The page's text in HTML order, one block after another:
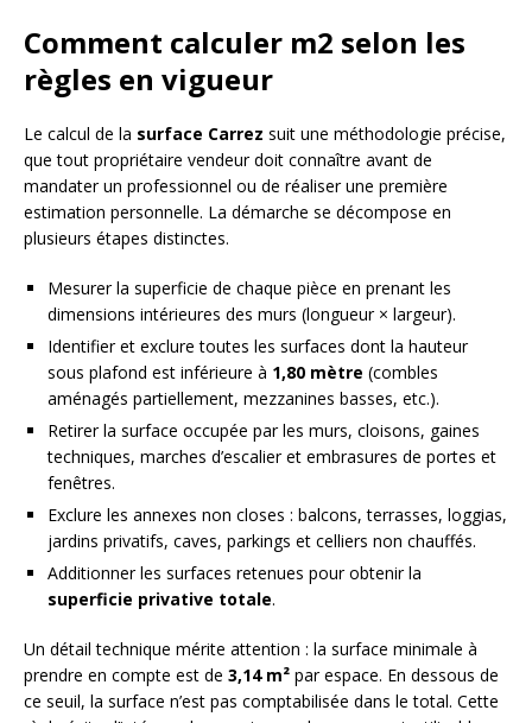
Comment calculer m2 selon les
règles en vigueur
Le calcul de la surface Carrez suit une méthodologie précise,
que tout propriétaire vendeur doit connaître avant de
mandater un professionnel ou de réaliser une première
estimation personnelle. La démarche se décompose en
plusieurs étapes distinctes.
Mesurer la superficie de chaque pièce en prenant les
dimensions intérieures des murs (longueur × largeur).
Identifier et exclure toutes les surfaces dont la hauteur
sous plafond est inférieure à 1,80 mètre (combles
aménagés partiellement, mezzanines basses, etc.).
Retirer la surface occupée par les murs, cloisons, gaines
techniques, marches d’escalier et embrasures de portes et
fenêtres.
Exclure les annexes non closes : balcons, terrasses, loggias,
jardins privatifs, caves, parkings et celliers non chauffés.
Additionner les surfaces retenues pour obtenir la
superficie privative totale.
Un détail technique mérite attention : la surface minimale à
prendre en compte est de 3,14 m² par espace. En dessous de
ce seuil, la surface n’est pas comptabilisée dans le total. Cette